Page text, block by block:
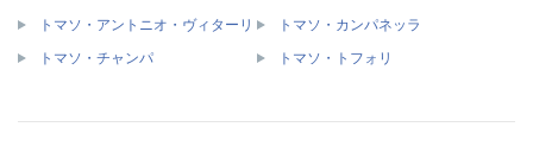
トマソ・アントニオ・ヴィターリ トマソ・カンパネッラ
トマソ・チャンパ トマソ・トフォリ